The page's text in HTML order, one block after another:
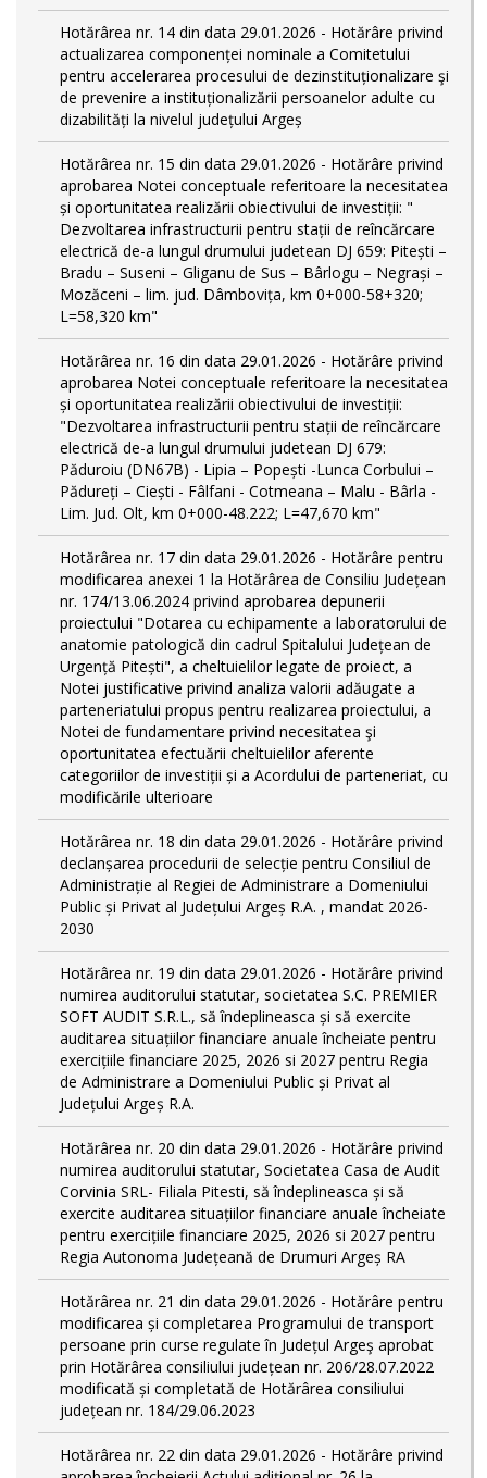
Hotărârea nr. 14 din data 29.01.2026 - Hotărâre privind
actualizarea componenței nominale a Comitetului
pentru accelerarea procesului de dezinstituționalizare şi
de prevenire a instituționalizării persoanelor adulte cu
dizabilități la nivelul județului Argeș
Hotărârea nr. 15 din data 29.01.2026 - Hotărâre privind
aprobarea Notei conceptuale referitoare la necesitatea
și oportunitatea realizării obiectivului de investiții: "
Dezvoltarea infrastructurii pentru stații de reîncărcare
electrică de-a lungul drumului judetean DJ 659: Pitești –
Bradu – Suseni – Gliganu de Sus – Bârlogu – Negrași –
Mozăceni – lim. jud. Dâmbovița, km 0+000-58+320;
L=58,320 km"
Hotărârea nr. 16 din data 29.01.2026 - Hotărâre privind
aprobarea Notei conceptuale referitoare la necesitatea
și oportunitatea realizării obiectivului de investiții:
"Dezvoltarea infrastructurii pentru stații de reîncărcare
electrică de-a lungul drumului judetean DJ 679:
Păduroiu (DN67B) - Lipia – Popești -Lunca Corbului –
Pădureți – Ciești - Fâlfani - Cotmeana – Malu - Bârla -
Lim. Jud. Olt, km 0+000-48.222; L=47,670 km"
Hotărârea nr. 17 din data 29.01.2026 - Hotărâre pentru
modificarea anexei 1 la Hotărârea de Consiliu Județean
nr. 174/13.06.2024 privind aprobarea depunerii
proiectului "Dotarea cu echipamente a laboratorului de
anatomie patologică din cadrul Spitalului Județean de
Urgență Pitești", a cheltuielilor legate de proiect, a
Notei justificative privind analiza valorii adăugate a
parteneriatului propus pentru realizarea proiectului, a
Notei de fundamentare privind necesitatea şi
oportunitatea efectuării cheltuielilor aferente
categoriilor de investiții și a Acordului de parteneriat, cu
modificările ulterioare
Hotărârea nr. 18 din data 29.01.2026 - Hotărâre privind
declanșarea procedurii de selecție pentru Consiliul de
Administrație al Regiei de Administrare a Domeniului
Public și Privat al Județului Argeș R.A. , mandat 2026-
2030
Hotărârea nr. 19 din data 29.01.2026 - Hotărâre privind
numirea auditorului statutar, societatea S.C. PREMIER
SOFT AUDIT S.R.L., să îndeplineasca și să exercite
auditarea situațiilor financiare anuale încheiate pentru
exercițiile financiare 2025, 2026 si 2027 pentru Regia
de Administrare a Domeniului Public și Privat al
Județului Argeș R.A.
Hotărârea nr. 20 din data 29.01.2026 - Hotărâre privind
numirea auditorului statutar, Societatea Casa de Audit
Corvinia SRL- Filiala Pitesti, să îndeplineasca și să
exercite auditarea situațiilor financiare anuale încheiate
pentru exercițiile financiare 2025, 2026 si 2027 pentru
Regia Autonoma Județeană de Drumuri Argeș RA
Hotărârea nr. 21 din data 29.01.2026 - Hotărâre pentru
modificarea și completarea Programului de transport
persoane prin curse regulate în Județul Argeş aprobat
prin Hotărârea consiliului județean nr. 206/28.07.2022
modificată și completată de Hotărârea consiliului
județean nr. 184/29.06.2023
Hotărârea nr. 22 din data 29.01.2026 - Hotărâre privind